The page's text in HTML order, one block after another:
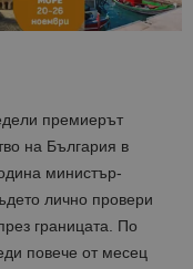
премиерът
на България в
министър-
лично провери
границата. По
повече от месец